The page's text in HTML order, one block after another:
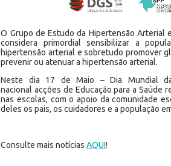
O Grupo de Estudo da Hipertensão Arterial
considera primordial sensibilizar a
hipertensão arterial e sobretudo promover
prevenir ou atenuar a hipertensão arterial.
Neste dia 17 de Maio – Dia Mundial
nacional acções de Educação para a Saúde
nas escolas, com o apoio da comunidade
deles os pais, os cuidadores e a população
Consulte mais notíciasAQUI!